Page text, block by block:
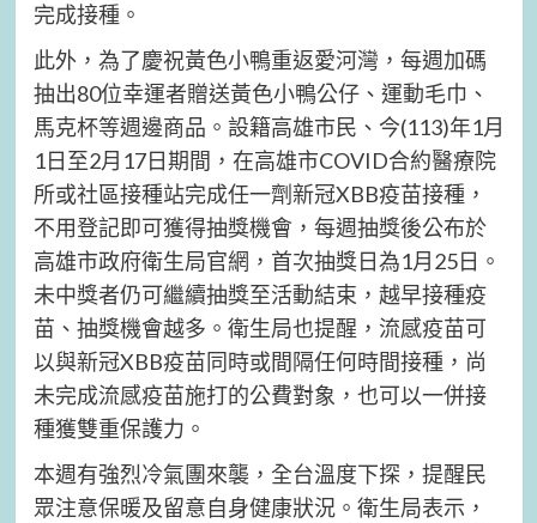
完成接種。
此外，為了慶祝黃色小鴨重返愛河灣，每週加碼
抽出80位幸運者贈送黃色小鴨公仔、運動毛巾、
馬克杯等週邊商品。設籍高雄市民、今(113)年1月
1日至2月17日期間，在高雄市COVID合約醫療院
所或社區接種站完成任一劑新冠XBB疫苗接種，
不用登記即可獲得抽獎機會，每週抽獎後公布於
高雄市政府衛生局官網，首次抽獎日為1月25日。
未中獎者仍可繼續抽獎至活動結束，越早接種疫
苗、抽獎機會越多。衛生局也提醒，流感疫苗可
以與新冠XBB疫苗同時或間隔任何時間接種，尚
未完成流感疫苗施打的公費對象，也可以一併接
種獲雙重保護力。
本週有強烈冷氣團來襲，全台溫度下探，提醒民
眾注意保暖及留意自身健康狀況。衛生局表示，